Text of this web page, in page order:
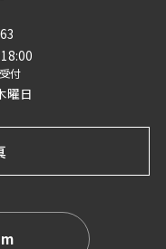
付
曜日